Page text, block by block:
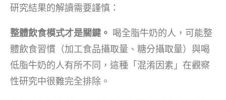
研究結果的解讀需要謹慎：
整體飲食模式才是關鍵。 喝全脂牛奶的人，可能整
體飲食習慣（加工食品攝取量、糖分攝取量）與喝
低脂牛奶的人有所不同，這種「混淆因素」在觀察
性研究中很難完全排除。